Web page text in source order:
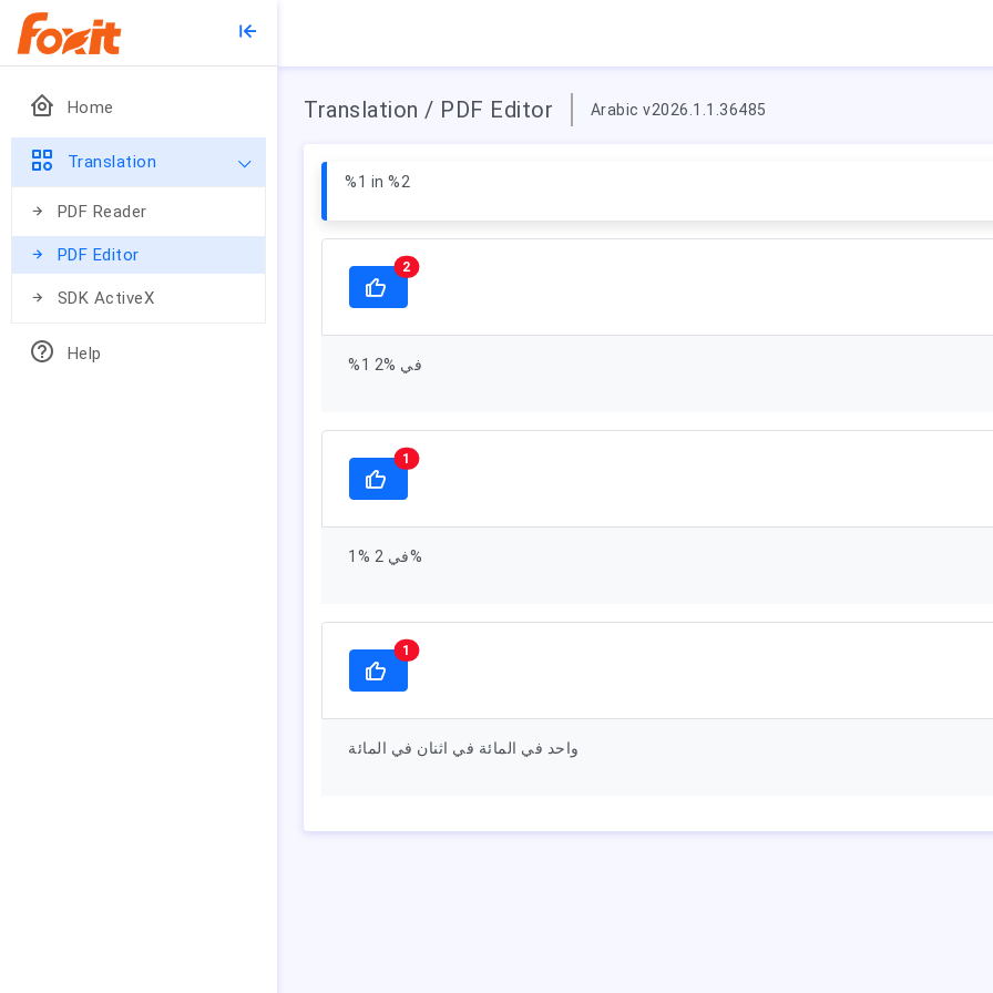
Home
Translation
PDF Reader
PDF Editor
SDK ActiveX
Help
Translation / PDF Editor Arabic v2026.1.1.36485
%1 in %2
2
%1 في %2
1
1% في 2%
1
واحد في المائة في اثنان في المائة